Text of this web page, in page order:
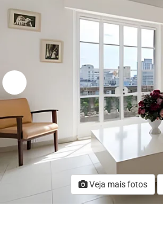
Veja mais fotos